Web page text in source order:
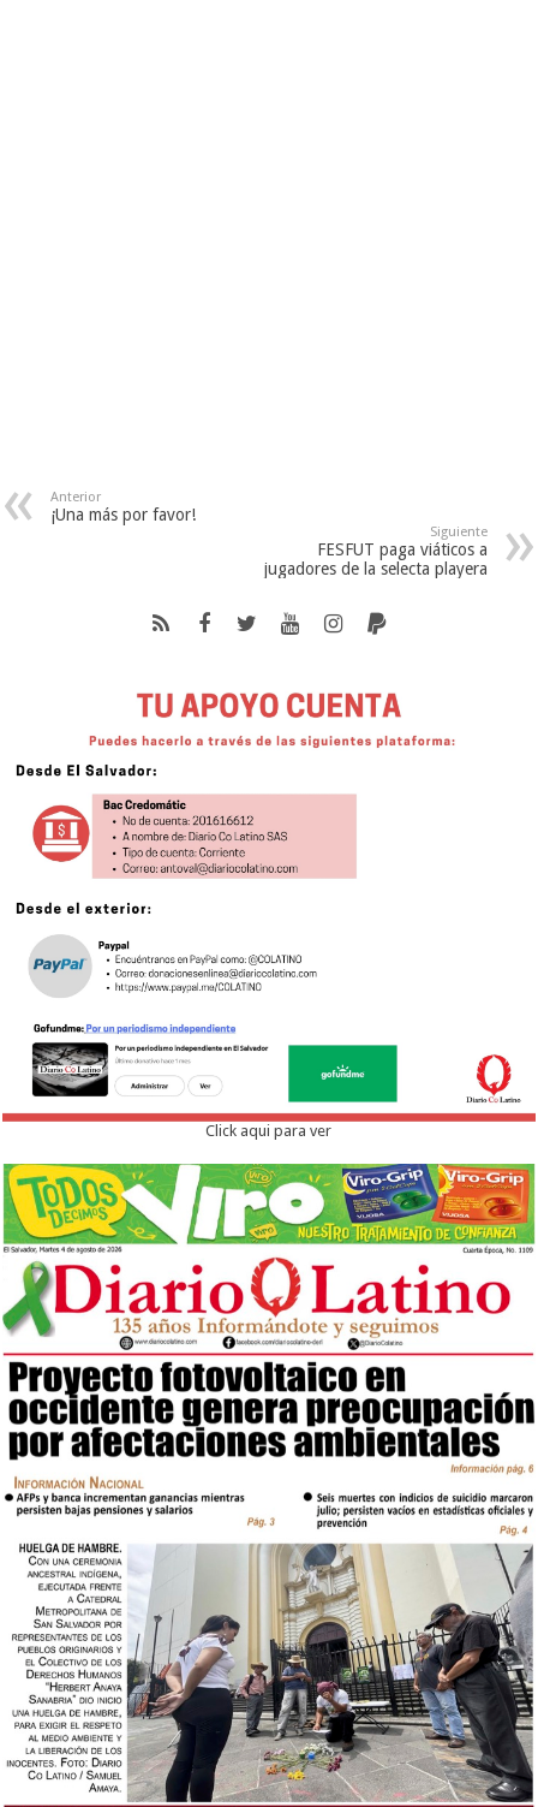
Anterior
¡Una más por favor!
Siguiente
FESFUT paga viáticos a
jugadores de la selecta playera
Click aqui para ver